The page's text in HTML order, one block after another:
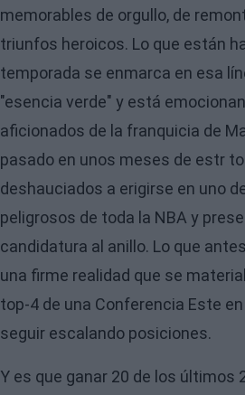
memorables de orgullo, de
triunfos heroicos. Lo que están
temporada se enmarca en esa
"esencia verde" y está
aficionados de la franquicia de
pasado en unos meses de estr
deshauciados a erigirse en uno
peligrosos de toda la NBA y
candidatura al anillo. Lo que
una firme realidad que se
top-4 de una Conferencia Este
seguir escalando posiciones.
Y es que ganar 20 de los últimos